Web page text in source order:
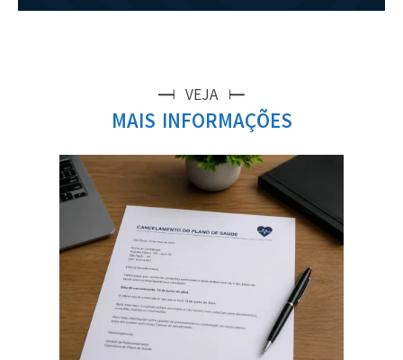
VEJA
MAIS INFORMAÇÕES